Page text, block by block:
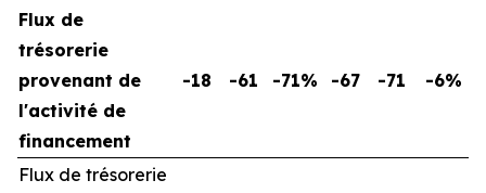
Flux de
trésorerie
provenant de
l'activité de
financement
-18 -61 -71% -67 -71 -6%
Flux de trésorerie